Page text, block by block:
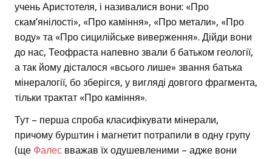
учень Аристотеля, і називалися вони: «Про
скам’янілості», «Про каміння», «Про метали», «Про
воду» та «Про сицилійське виверження». Дійди вони
до нас, Теофраста напевно звали б батьком геології,
а так йому дісталося «всього лише» звання батька
мінералогії, бо зберігся, у вигляді довгого фрагмента,
тільки трактат «Про каміння».
Тут – перша спроба класифікувати мінерали,
причому бурштин і магнетит потрапили в одну групу
(ще Фалес вважав їх одушевленими – адже вони